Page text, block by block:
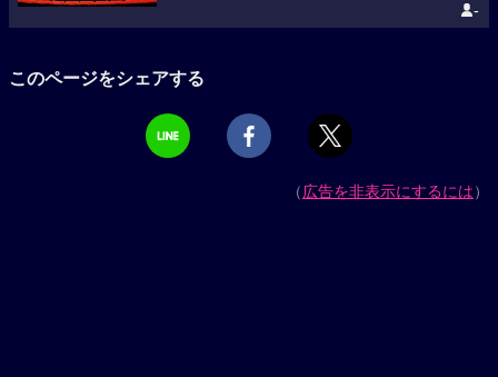
-
このページをシェアする
（広告を非表示にするには）